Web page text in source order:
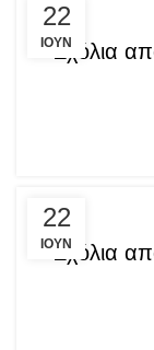
22
ΙΟΎΝ
Σχόλια
22
ΙΟΎΝ
Σχόλια